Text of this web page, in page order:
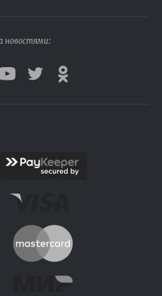
новостями: